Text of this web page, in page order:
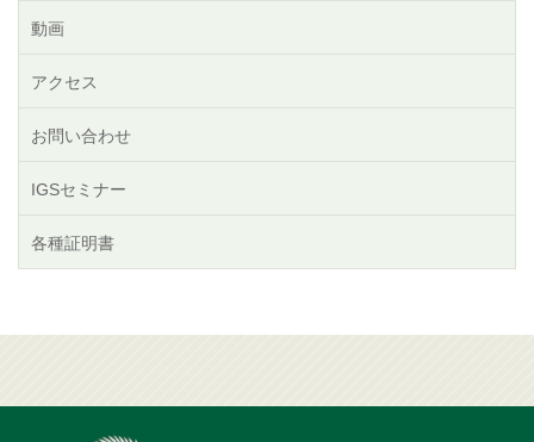
動画
アクセス
お問い合わせ
IGSセミナー
各種証明書